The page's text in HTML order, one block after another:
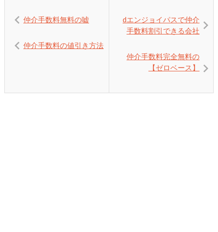
仲介手数料無料の嘘
dエンジョイパスで仲介
手数料割引できる会社
仲介手数料の値引き方法
仲介手数料完全無料の
【ゼロベース】